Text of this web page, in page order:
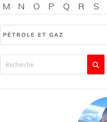
M
N O P Q R S